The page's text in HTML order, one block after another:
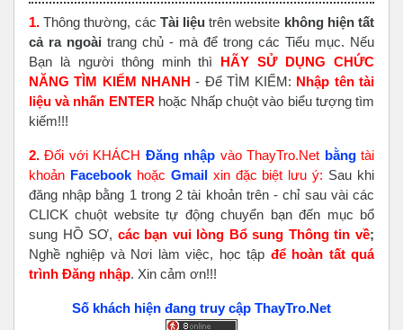
1. Thông thường, các Tài liệu trên website không hiện tất
cả ra ngoài trang chủ - mà để trong các Tiểu mục. Nếu
Bạn là người thông minh thì HÃY SỬ DỤNG CHỨC
NĂNG TÌM KIẾM NHANH - Để TÌM KIẾM: Nhập tên tài
liệu và nhấn ENTER hoặc Nhấp chuột vào biểu tượng tìm
kiếm!!!
2. Đối với KHÁCH Đăng nhập vào ThayTro.Net bằngtài
khoản Facebook hoặc Gmailxin đặc biệt lưu ý: Sau khi
đăng nhập bằng 1 trong 2 tài khoản trên - chỉ sau vài các
CLICK chuột website tự động chuyển bạn đến mục bổ
sung HỒ SƠ, các bạn vui lòng Bổ sung Thông tin về;
Nghề nghiệp và Nơi làm việc, học tập để hoàn tấtquá
trình Đăng nhập. Xin cảm ơn!!!
Số khách hiện đang truy cập ThayTro.Net